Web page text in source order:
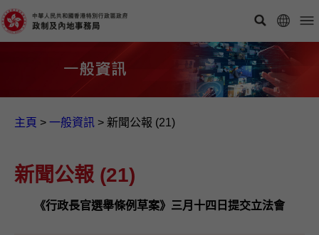
主頁 > 一般資訊​ > 新聞公報 (21)
新聞公報 (21)
《行政長官選舉條例草案》三月十四日提交立法會